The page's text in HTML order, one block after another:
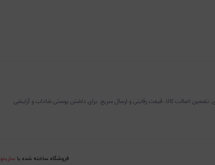
تضمین اصالت کالا، قیمت رقابتی و ارسال سریع. برای داشتن پوستی شاداب و آرایشی
فروشگاه ساخته شده با سازیتو